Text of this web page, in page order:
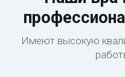
Имеют высокую